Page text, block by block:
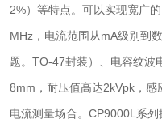
2%）等特点。可以实现宽广
MHz，电流范围从mA级别到
题。TO-47封装）、电容纹波
8mm，耐压值高达2kVpk，感
电流测量场合。CP9000L系